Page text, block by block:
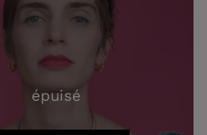
épuisé